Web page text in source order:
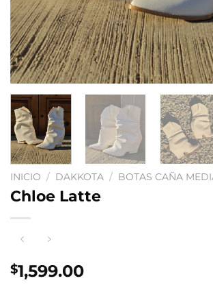
INICIO / DAKKOTA / BOTAS CAÑA
Chloe Latte
$1,599.00